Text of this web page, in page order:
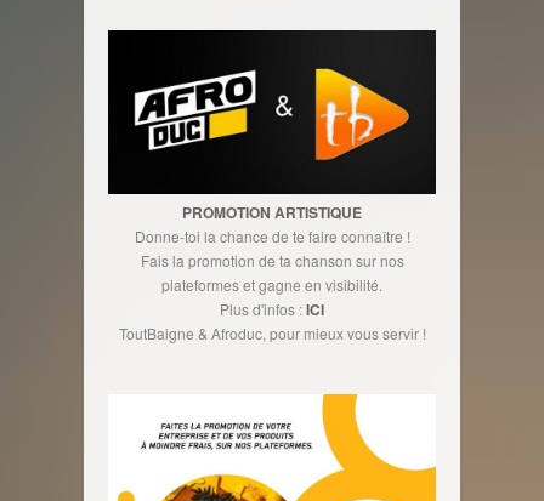
PROMOTION ARTISTIQUE
Donne-toi la chance de te faire connaître !
Fais la promotion de ta chanson sur nos
plateformes et gagne en visibilité.
Plus d'infos :ICI
ToutBaigne & Afroduc, pour mieux vous servir !